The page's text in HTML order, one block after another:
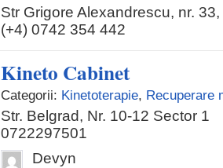
Str Grigore Alexandrescu, nr.
(+4) 0742 354 442
Kineto Cabinet
Categorii: Kinetoterapie, Recuperare
Str. Belgrad, Nr. 10-12 Sector 1
0722297501
Devyn